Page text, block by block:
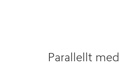
Parallellt med